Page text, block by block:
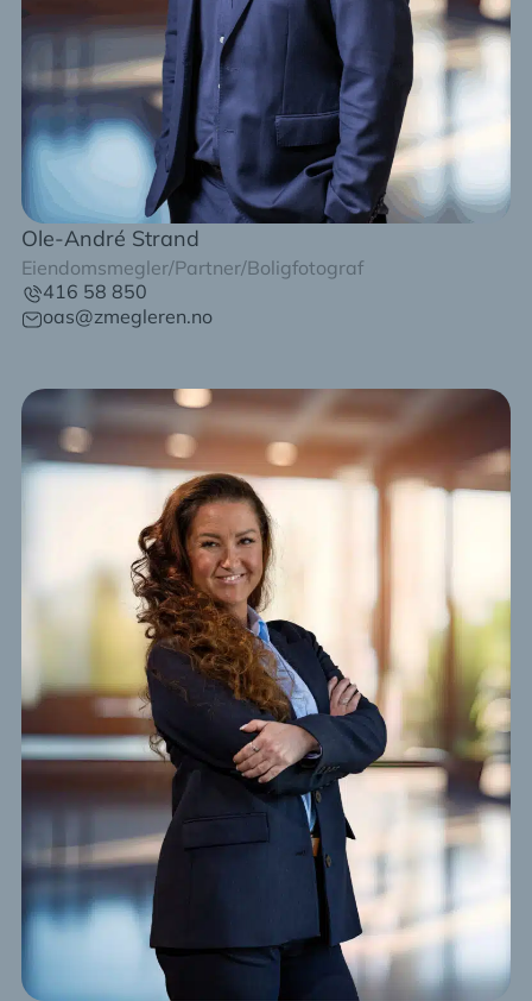
Ole-André Strand
Eiendomsmegler/Partner/Boligfotograf
416 58 850
oas@zmegleren.no